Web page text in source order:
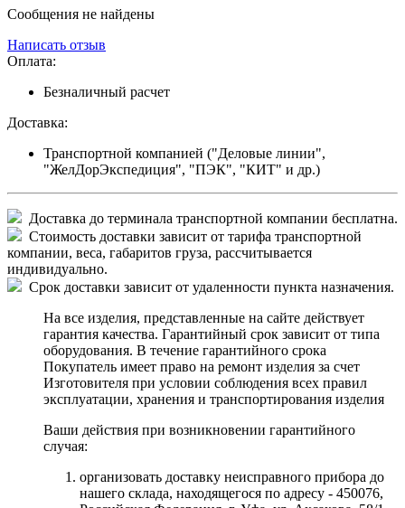
Сообщения не найдены
Написать отзыв
Оплата:
Безналичный расчет
Доставка:
Транспортной компанией ("Деловые линии",
"ЖелДорЭкспедиция", "ПЭК", "КИТ" и др.)
Доставка до терминала транспортной компании бесплатна.
Стоимость доставки зависит от тарифа транспортной
компании, веса, габаритов груза, рассчитывается
индивидуально.
Срок доставки зависит от удаленности пункта назначения.
На все изделия, представленные на сайте действует
гарантия качества. Гарантийный срок зависит от типа
оборудования. В течение гарантийного срока
Покупатель имеет право на ремонт изделия за счет
Изготовителя при условии соблюдения всех правил
эксплуатации, хранения и транспортирования изделия
Ваши действия при возникновении гарантийного
случая:
организовать доставку неисправного прибора до
нашего склада, находящегося по адресу - 450076,